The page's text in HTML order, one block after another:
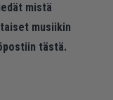
mistä
musiikin
tästä.